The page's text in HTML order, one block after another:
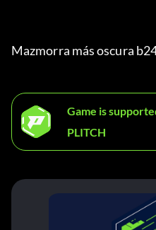
Mazmorra más oscura
Game is
PLITCH